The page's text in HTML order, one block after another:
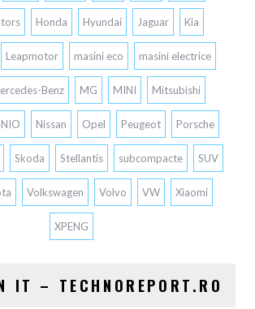
Honda Hyundai Jaguar Kia
Leapmotor masini eco masini electrice
Benz MG MINI Mitsubishi
NIO Nissan Opel Peugeot Porsche
Skoda Stellantis subcompacte SUV
Volkswagen Volvo VW Xiaomi
XPENG
IT – TECHNOREPORT.RO